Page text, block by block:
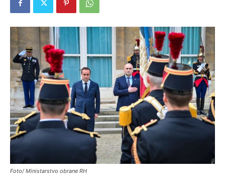
Foto/ Ministarstvo obrane RH